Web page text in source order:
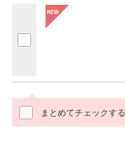
まとめてチェックする